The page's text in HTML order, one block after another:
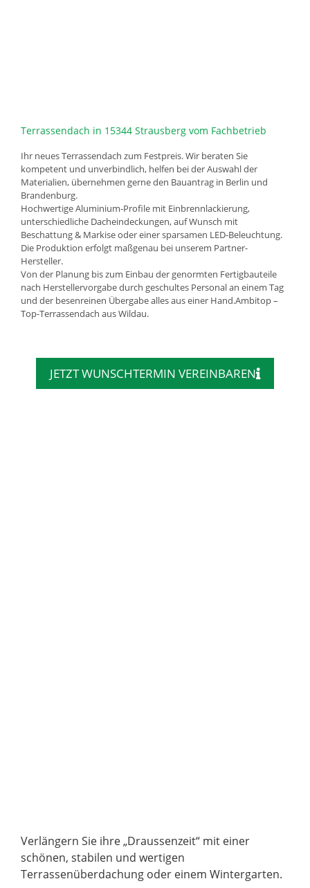
Terrassendach in 15344 Strausberg vom Fachbetrieb
Ihr neues Terrassendach zum Festpreis. Wir beraten Sie
kompetent und unverbindlich, helfen bei der Auswahl der
Materialien, übernehmen gerne den Bauantrag in Berlin und
Brandenburg.
Hochwertige Aluminium-Profile mit Einbrennlackierung,
unterschiedliche Dacheindeckungen, auf Wunsch mit
Beschattung & Markise oder einer sparsamen LED-Beleuchtung.
Die Produktion erfolgt maßgenau bei unserem Partner-
Hersteller.
Von der Planung bis zum Einbau der genormten Fertigbauteile
nach Herstellervorgabe durch geschultes Personal an einem Tag
und der besenreinen Übergabe alles aus einer Hand.Ambitop –
Top-Terrassendach aus Wildau.
JETZT WUNSCHTERMIN VEREINBAREN
Verlängern Sie ihre „Draussenzeit“ mit einer
schönen, stabilen und wertigen
Terrassenüberdachung oder einem Wintergarten.